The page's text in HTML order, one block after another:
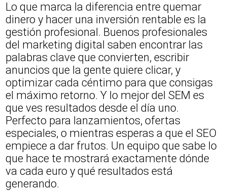
Lo que marca la diferencia entre quemar
dinero y hacer una inversión rentable es la
gestión profesional. Buenos profesionales
del marketing digital saben encontrar las
palabras clave que convierten, escribir
anuncios que la gente quiere clicar, y
optimizar cada céntimo para que consigas
el máximo retorno. Y lo mejor del SEM es
que ves resultados desde el día uno.
Perfecto para lanzamientos, ofertas
especiales, o mientras esperas a que el SEO
empiece a dar frutos. Un equipo que sabe lo
que hace te mostrará exactamente dónde
va cada euro y qué resultados está
generando.